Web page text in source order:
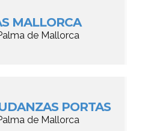
MALLORCA
de Mallorca
PORTAS
de Mallorca